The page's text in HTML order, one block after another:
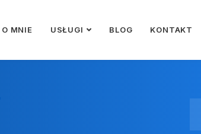
O MNIE USŁUGI BLOG KONTAKT